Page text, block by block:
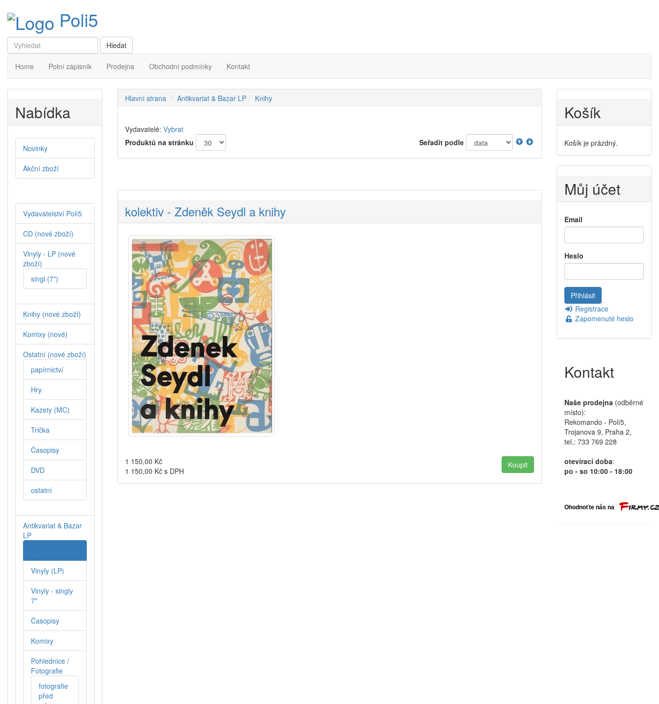
Poli5
Home Polní zápisník Prodejna Obchodní podmínky Kontakt
Hlavní strana Antikvariat & Bazar LP Knihy
Vydavatelé: Vybrat
Produktů na stránku
Seřadit podle
kolektiv - Zdeněk Seydl a knihy
1 150,00 Kč
1 150,00 Kč s DPH
Nabídka
Novinky
Akční zboží
Vydavatelství Polí5
CD (nové zboží)
Vinyly - LP (nové
zboží)
singl (7")
Knihy (nové zboží)
Komixy (nové)
Ostatní (nové zboží)
papírnictví
Hry
Kazety (MC)
Trička
Časopisy
DVD
ostatní
Antikvariat & Bazar
LP
Vinyly (LP)
Vinyly - singly
7"
Časopisy
Komixy
Pohlednice /
Fotografie
fotografie
před
Košík
Košík je prázdný.
Můj účet
Email
Heslo
Registrace
Zapomenuté heslo
Kontakt
Naše prodejna (odběrné
místo):
Rekomando - Polí5,
Trojanova 9, Praha 2,
tel.: 733 769 228
otevírací doba:
po - so 10:00 - 18:00